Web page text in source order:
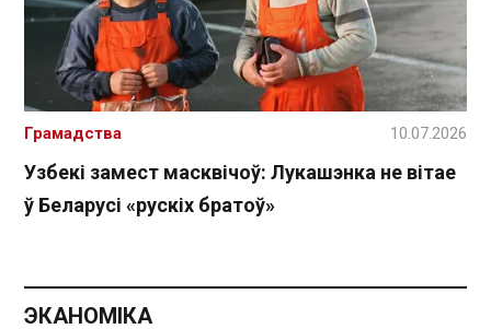
Узбекі замест масквічоў: Лукашэнка не вітае
ў Беларусі «рускіх братоў»
Грамадства 10.07.2026
ЭКАНОМІКА